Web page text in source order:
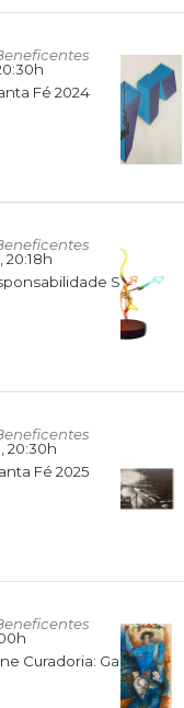
Fé 2024
, 20:18h
LEILÂO VIDA - Arte e Responsabilidade Social
, 20:30h
Fé 2025
Leilão Beneficente - online Curadoria: Galeria Firenze